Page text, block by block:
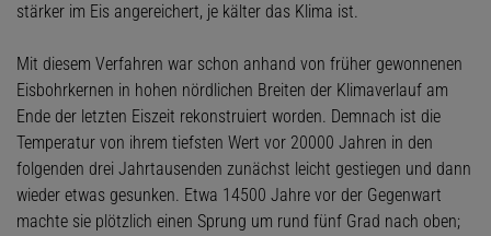
stärker im Eis angereichert, je kälter das Klima ist.
Mit diesem Verfahren war schon anhand von früher gewonnenen
Eisbohrkernen in hohen nördlichen Breiten der Klimaverlauf am
Ende der letzten Eiszeit rekonstruiert worden. Demnach ist die
Temperatur von ihrem tiefsten Wert vor 20000 Jahren in den
folgenden drei Jahrtausenden zunächst leicht gestiegen und dann
wieder etwas gesunken. Etwa 14500 Jahre vor der Gegenwart
machte sie plötzlich einen Sprung um rund fünf Grad nach oben;